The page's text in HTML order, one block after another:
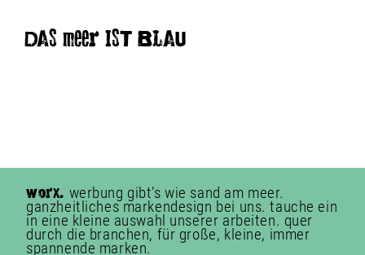
DAS meer IST BLAU
WorX. werbung gibt’s wie sand am meer.
ganzheitliches markendesign bei uns. tauche ein
in eine kleine auswahl unserer arbeiten. quer
durch die branchen, für große, kleine, immer
spannende marken.